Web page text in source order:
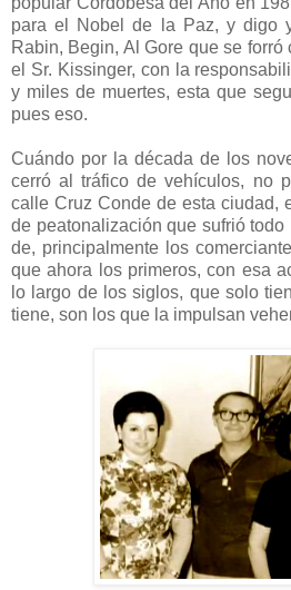
para el Nobel de la Paz, y digo
Rabin, Begin, Al Gore que se
el Sr. Kissinger, con la
y miles de muertes, esta que
pues eso.
Cuándo por la década de los
cerró al tráfico de vehículos, no
calle Cruz Conde de esta ciudad,
de peatonalización que sufrió
de, principalmente los
que ahora los primeros, con esa
lo largo de los siglos, que solo
tiene, son los que la impulsan